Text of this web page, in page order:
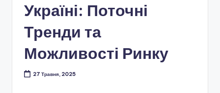
Україні: Поточні
Тренди та
Можливості Ринку
27 Травня, 2025